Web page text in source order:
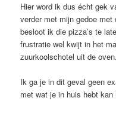
Hier word ik dus écht gek
verder met mijn gedoe
besloot ik die pizza’s te
frustratie wel kwijt in het
zuurkoolschotel uit de oven.
Ik ga je in dit geval geen
met wat je in huis hebt